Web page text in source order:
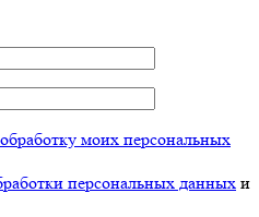
моих персональных
персональных данных и